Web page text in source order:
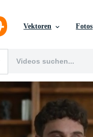
Vektoren Fotos